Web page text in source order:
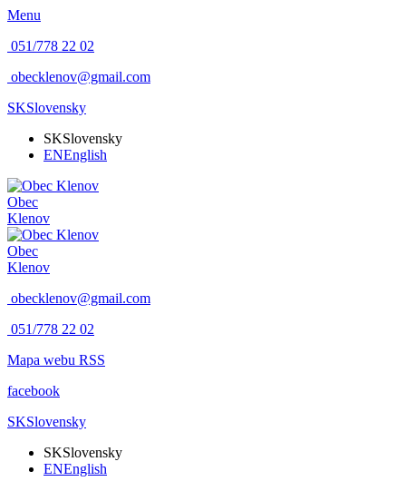
Menu
051/778 22 02
obecklenov@gmail.com
SKSlovensky
SKSlovensky
ENEnglish
Obec
Klenov
Obec
Klenov
obecklenov@gmail.com
051/778 22 02
Mapa webu RSS
facebook
SKSlovensky
SKSlovensky
ENEnglish